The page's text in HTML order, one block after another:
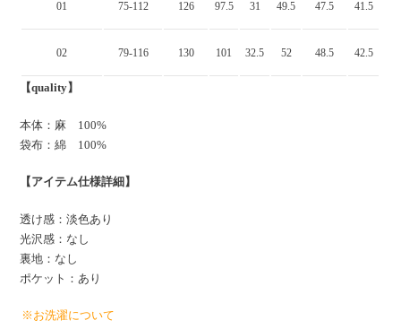
01 75-112 126 97.5 31 49.5 47.5 41.5
02 79-116 130 101 32.5 52 48.5 42.5
【quality】
本体：麻 100%
袋布：綿 100%
【アイテム仕様詳細】
透け感：淡色あり
光沢感：なし
裏地：なし
ポケット：あり
※お洗濯について